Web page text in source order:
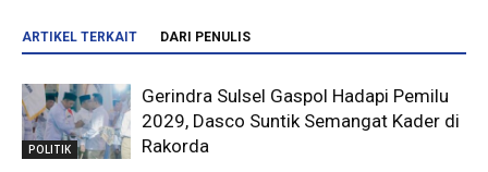
ARTIKEL TERKAIT DARI PENULIS
POLITIK
Gerindra Sulsel Gaspol Hadapi Pemilu
2029, Dasco Suntik Semangat Kader di
Rakorda